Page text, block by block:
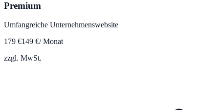
Premium
Umfangreiche Unternehmenswebsite
179 €149 €/ Monat
zzgl. MwSt.